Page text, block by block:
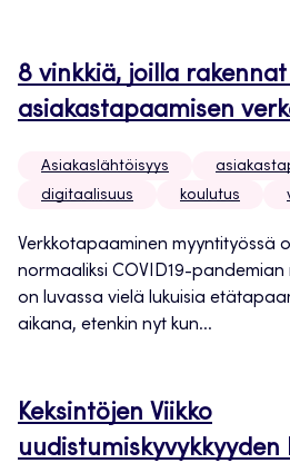
8 vinkkiä, joilla
asiakastapaamisen
Asiakaslähtöisyys
digitaalisuus
koulutus
Verkkotapaaminen myyntityössä
normaaliksi COVID19-
on luvassa vielä lukuisia
aikana, etenkin nyt kun...
Keksintöjen Viikko
uudistumiskyvykkyyden